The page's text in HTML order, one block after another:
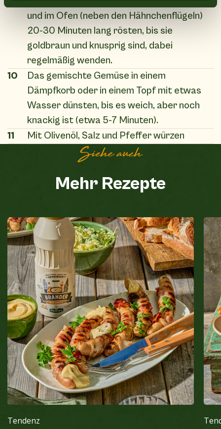
und im Ofen (neben den Hähnchenflügeln)
20-30 Minuten lang rösten, bis sie
goldbraun und knusprig sind, dabei
regelmäßig wenden.
10
Das gemischte Gemüse in einem
Dämpfkorb oder in einem Topf mit etwas
Wasser dünsten, bis es weich, aber noch
knackig ist (etwa 5-7 Minuten).
11
Mit Olivenöl, Salz und Pfeffer würzen
Siehe auch
Mehr Rezepte
Tendenz